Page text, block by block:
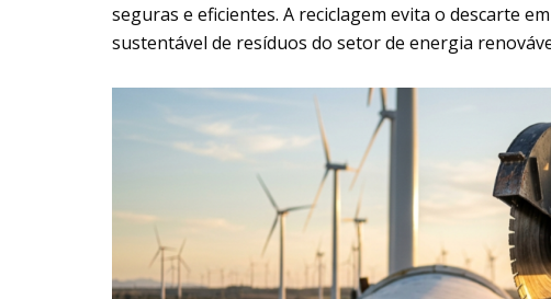
seguras e eficientes. A reciclagem evita o descarte
sustentável de resíduos do setor de energia